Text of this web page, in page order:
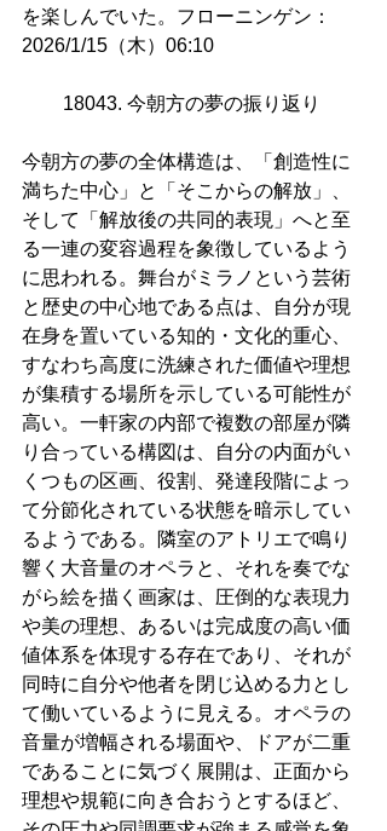
を楽しんでいた。フローニンゲン：
2026/1/15（木）06:10
18043. 今朝方の夢の振り返り
今朝方の夢の全体構造は、「創造性に
満ちた中心」と「そこからの解放」、
そして「解放後の共同的表現」へと至
る一連の変容過程を象徴しているよう
に思われる。舞台がミラノという芸術
と歴史の中心地である点は、自分が現
在身を置いている知的・文化的重心、
すなわち高度に洗練された価値や理想
が集積する場所を示している可能性が
高い。一軒家の内部で複数の部屋が隣
り合っている構図は、自分の内面がい
くつもの区画、役割、発達段階によっ
て分節化されている状態を暗示してい
るようである。隣室のアトリエで鳴り
響く大音量のオペラと、それを奏でな
がら絵を描く画家は、圧倒的な表現力
や美の理想、あるいは完成度の高い価
値体系を体現する存在であり、それが
同時に自分や他者を閉じ込める力とし
て働いているように見える。オペラの
音量が増幅される場面や、ドアが二重
であることに気づく展開は、正面から
理想や規範に向き合おうとするほど、